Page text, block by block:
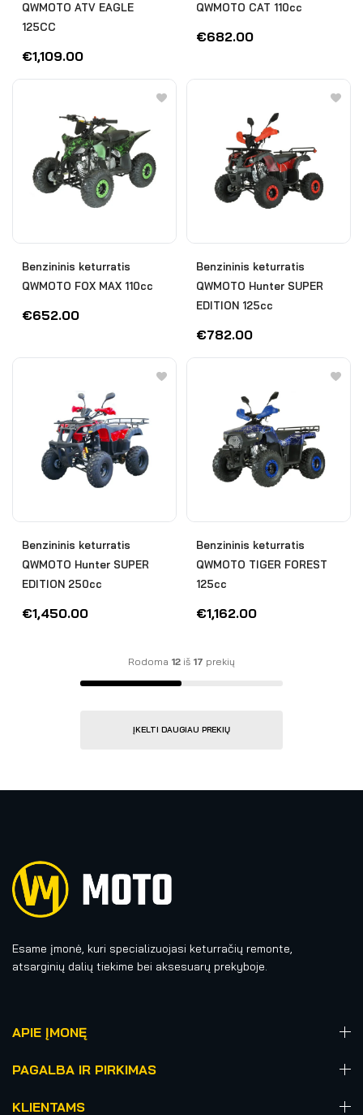
QWMOTO ATV EAGLE
125CC
€1,109.00
QWMOTO CAT 110cc
€682.00
Benzininis keturratis
QWMOTO FOX MAX 110cc
€652.00
Benzininis keturratis
QWMOTO Hunter SUPER
EDITION 125cc
€782.00
Benzininis keturratis
QWMOTO Hunter SUPER
EDITION 250cc
€1,450.00
Benzininis keturratis
QWMOTO TIGER FOREST
125cc
€1,162.00
Rodoma 12 iš 17 prekių
ĮKELTI DAUGIAU PREKIŲ
Esame įmonė, kuri specializuojasi keturračių remonte,
atsarginių dalių tiekime bei aksesuarų prekyboje.
APIE ĮMONĘ
PAGALBA IR PIRKIMAS
KLIENTAMS